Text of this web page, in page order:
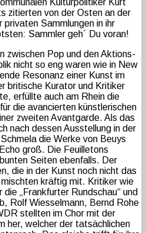
zitierten von der Osten an der
Sammlungen in ihr
Sammler geh´ Du voran!
zwischen Pop und den Aktions-
nicht so eng waren wie in New
Resonanz einer Kunst im
britische Kurator und Kritiker
erfüllte auch am Rhein die
die avancierten künstlerischen
zweiten Avantgarde. Als das
nach dessen Ausstellung in der
die Werke von Beuys
groß. Die Feuilletons
Seiten ebenfalls. Der
die in der Kunst noch nicht das
kräftig mit. Kritiker wie
„Frankfurter Rundschau“ und
Rolf Wiesselmann, Bernd Rohe
stellten im Chor mit der
her, welcher der tatsächlichen